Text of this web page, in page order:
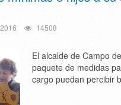
14508
El alcalde de Campo
paquete de medidas
cargo puedan percibir